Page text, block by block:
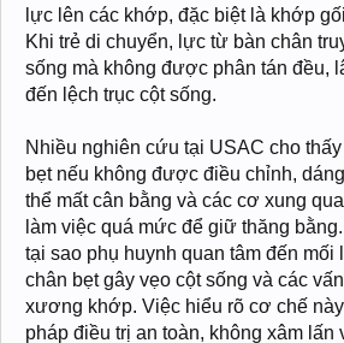
lực lên các khớp, đặc biệt là khớp
Khi trẻ di chuyển, lực từ bàn chân
sống mà không được phân tán đều,
đến lệch trục cột sống.
Nhiều nghiên cứu tại USAC cho
bẹt nếu không được điều chỉnh,
thể mất cân bằng và các cơ xung
làm việc quá mức để giữ thăng
tại sao phụ huynh quan tâm đến mối
chân bẹt gây vẹo cột sống và các
xương khớp. Việc hiểu rõ cơ chế
pháp điều trị an toàn, không xâm lấn